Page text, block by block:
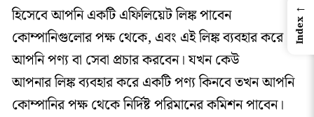
হিসেবে আপনি একটি এফিলিয়েট লিঙ্ক পাবেন
কোম্পানিগুলোর পক্ষ থেকে, এবং এই লিঙ্ক ব্যবহার করে
আপনি পণ্য বা সেবা প্রচার করবেন। যখন কেউ
আপনার লিঙ্ক ব্যবহার করে একটি পণ্য কিনবে তখন আপনি
কোম্পানির পক্ষ থেকে নির্দিষ্ট পরিমানের কমিশন পাবেন।
←
Index